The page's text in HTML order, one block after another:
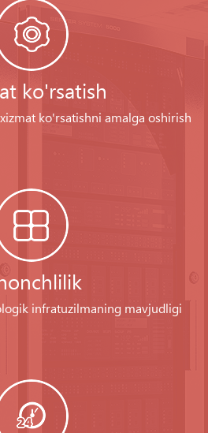
ko'rsatish
ko'rsatishni amalga oshirish
infratuzilmaning mavjudligi